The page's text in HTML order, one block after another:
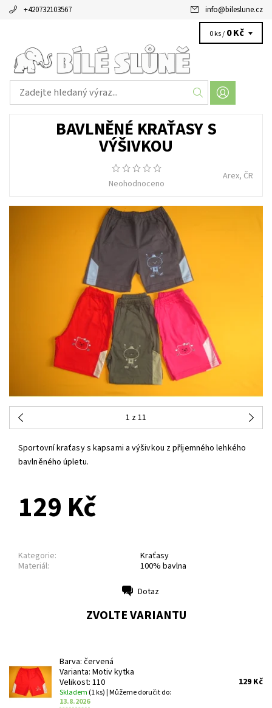
+420732103567 info@bileslune.cz
0 ks / 0 Kč
BAVLNĚNÉ KRAŤASY S
VÝŠIVKOU
Neohodnoceno
Arex, ČR
1 z 11
Sportovní kraťasy s kapsami a výšivkou z příjemného lehkého
bavlněného úpletu.
129 Kč
Kategorie:
Kraťasy
Materiál:
100% bavlna
Dotaz
ZVOLTE VARIANTU
Barva: červená
Varianta: Motiv kytka
Velikost: 110
Skladem (1 ks)| Můžeme doručit do:
13.8.2026
129 Kč